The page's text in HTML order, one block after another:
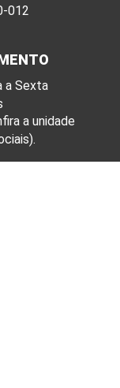
012
a Sexta
a unidade